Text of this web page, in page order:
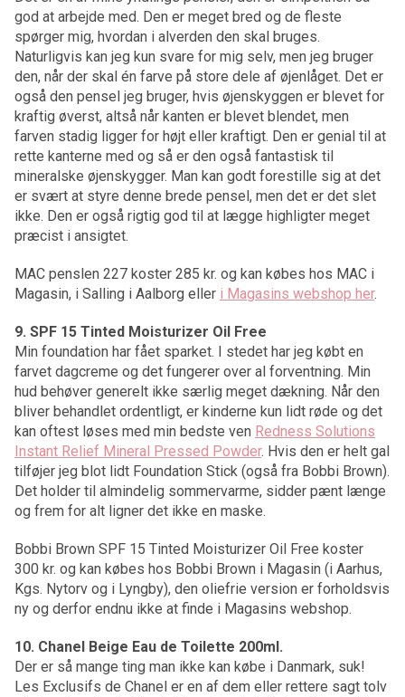
god at arbejde med. Den er meget bred og de fleste
spørger mig, hvordan i alverden den skal bruges.
Naturligvis kan jeg kun svare for mig selv, men jeg bruger
den, når der skal én farve på store dele af øjenlåget. Det er
også den pensel jeg bruger, hvis øjenskyggen er blevet for
kraftig øverst, altså når kanten er blevet blendet, men
farven stadig ligger for højt eller kraftigt. Den er genial til at
rette kanterne med og så er den også fantastisk til
mineralske øjenskygger. Man kan godt forestille sig at det
er svært at styre denne brede pensel, men det er det slet
ikke. Den er også rigtig god til at lægge highligter meget
præcist i ansigtet.
MAC penslen 227 koster 285 kr. og kan købes hos MAC i
Magasin, i Salling i Aalborg eller i Magasins webshop her.
9. SPF 15 Tinted Moisturizer Oil Free
Min foundation har fået sparket. I stedet har jeg købt en
farvet dagcreme og det fungerer over al forventning. Min
hud behøver generelt ikke særlig meget dækning. Når den
bliver behandlet ordentligt, er kinderne kun lidt røde og det
kan oftest løses med min bedste ven Redness Solutions
Instant Relief Mineral Pressed Powder. Hvis den er helt gal
tilføjer jeg blot lidt Foundation Stick (også fra Bobbi Brown).
Det holder til almindelig sommervarme, sidder pænt længe
og frem for alt ligner det ikke en maske.
Bobbi Brown SPF 15 Tinted Moisturizer Oil Free koster
300 kr. og kan købes hos Bobbi Brown i Magasin (i Aarhus,
Kgs. Nytorv og i Lyngby), den oliefrie version er forholdsvis
ny og derfor endnu ikke at finde i Magasins webshop.
10. Chanel Beige Eau de Toilette 200ml.
Der er så mange ting man ikke kan købe i Danmark, suk!
Les Exclusifs de Chanel er en af dem eller rettere sagt tolv